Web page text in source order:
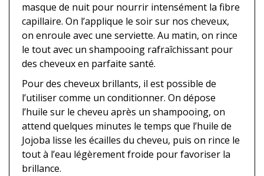
masque de nuit pour nourrir intensément la fibre
capillaire. On l’applique le soir sur nos cheveux,
on enroule avec une serviette. Au matin, on rince
le tout avec un shampooing rafraîchissant pour
des cheveux en parfaite santé.
Pour des cheveux brillants, il est possible de
l’utiliser comme un conditionner. On dépose
l’huile sur le cheveu après un shampooing, on
attend quelques minutes le temps que l’huile de
Jojoba lisse les écailles du cheveu, puis on rince le
tout à l’eau légèrement froide pour favoriser la
brillance.